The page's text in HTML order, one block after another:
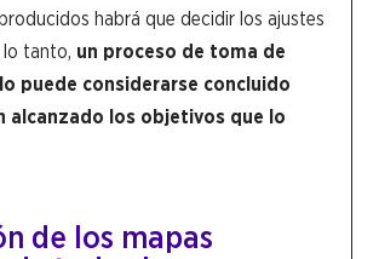
habrá que decidir los ajustes
tanto, un proceso de toma de
puede considerarse concluido
alcanzado los objetivos que lo
de los mapas